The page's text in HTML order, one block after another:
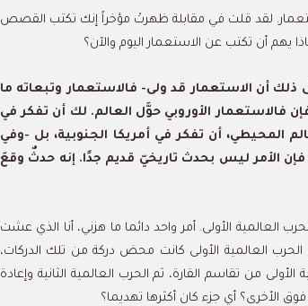
لقد قلت في مقابلة ظهرتْ مؤخراً إنك تكتب القصص
يهم أن تكتب عن الاستعمار اليوم والآن؟
أن الاستعمار قد ولى- فالاستعمار وتبعاته ما
فالاستعمار الأوروبي حوَّل العالم. لك أن تفكر في
المحيطي، أن تفكر في أمريكا الجنوبية، بل -وفي
الأمر ليس بحدث تاريخيّ قديم جدًا. إنه حدثٌ وقعَ
العالمية الأولى. أمر واحد دائما ما هزني، أنا الذي عشت
الحرب العالمية الأولى كانت محض دركة من تلك الدركات،
من تقاسم القارة، ثم الحرب العالمية الثانية وإعادة
الأخرى؟ أي جزء كان أكثرها تهديما؟